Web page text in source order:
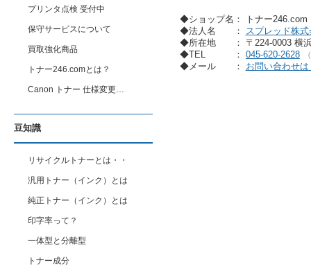
◆ショップ名： トナー
◆法人名
：
スプレッド株式
◆所在地
： 〒224-0003 横
◆TEL
： 045-620-2628
（
◆メール
： お問い合わせ
プリンタ点検 受付中
保守サービスについて
買取強化商品
トナー246.comとは？
Canon トナー 仕様変更…
豆知識
リサイクルトナーとは・・
汎用トナー（インク）とは
純正トナー（インク）とは
印字率って？
一体型と分離型
トナー成分